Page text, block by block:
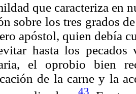
que caracteriza en
sobre los tres grados
apóstol, quien debía
hasta los
el oprobio bien
de la carne y la
43